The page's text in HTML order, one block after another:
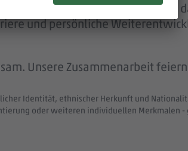
„DITO – different together“ und
und persönliche
Unsere Zusammenarbeit
Identität, ethnischer Herkunft und
oder weiteren individuellen Merkmalen